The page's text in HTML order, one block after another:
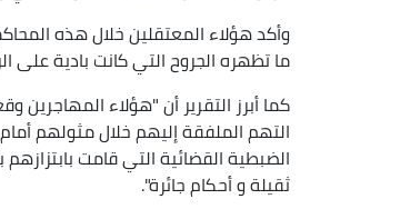
وأكد هؤلاء المعتقلين خلال هذه
ما تظهره الجروح التي كانت بادية على
كما أبرز التقرير أن "هؤلاء المهاجرين
التهم الملفقة إليهم خلال مثولهم
الضبطية القضائية التي قامت
ثقيلة و أحكام جائرة".